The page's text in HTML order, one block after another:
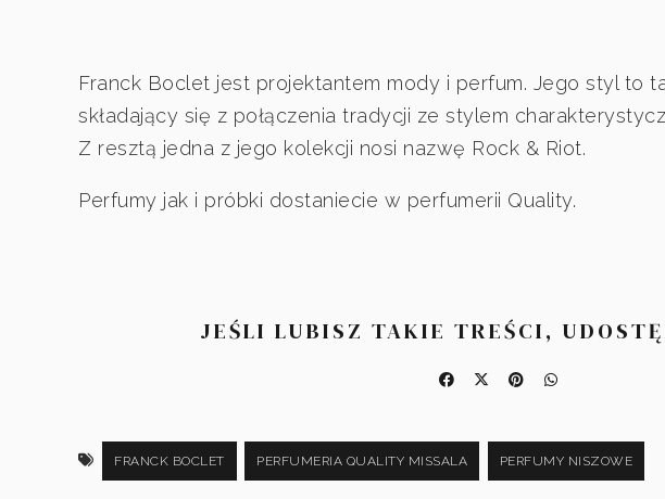
Franck Boclet jest projektantem mody i perfum. Jego styl to
składający się z połączenia tradycji ze stylem
Z resztą jedna z jego kolekcji nosi nazwę Rock & Riot.
Perfumy jak i próbki dostaniecie w perfumerii Quality.
JEŚLI LUBISZ TAKIE TREŚCI,
FRANCK BOCLET PERFUMERIA QUALITY MISSALA PERFUMY NISZOWE